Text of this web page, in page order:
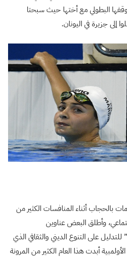
البطولي مع أختها حيث سبحتا
بالحجاب أثناء المنافسات الكثير من
وأطلق البعض عناوين
على التنوع الديني والثقافي الذي
أبدت هذا العام الكثير من المرونة